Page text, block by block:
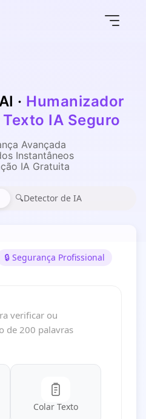
· Humanizador
IA Seguro
Avançada
Instantâneos
IA Gratuita
🔍Detector de IA
🔒 Segurança Profissional
Colar Texto